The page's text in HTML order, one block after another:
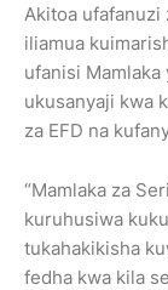
Akitoa ufafanuzi
iliamua
ufanisi
ukusanyaji kwa
za EFD na
“Mamlaka za
kuruhusiwa
tukahakikisha
fedha kwa kila